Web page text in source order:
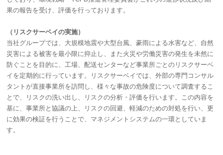
果の報告を受け、評価を行っております。
（リスクサーベイの実施）
当社グループでは、大規模地震や大型台風、豪雨による水害など、自然
災害による被害を最小限に抑止し、また火災や労働災害の発生を未然に
防ぐことを目的に、工場、配送センターなど事業所ごとのリスクサーベ
イを定期的に行っています。リスクサーベイでは、外部の専門コンサル
タントが直接事業所を訪問し、様々な事故の危険度について調査するこ
とで、リスクの洗い出し、リスクの分析・評価を行います。この内容を
基に、事業所と協議の上、リスクの回避、軽減のための対処を行い、更
に効果の検証を行うことで、マネジメントシステムの一環としていま
す。